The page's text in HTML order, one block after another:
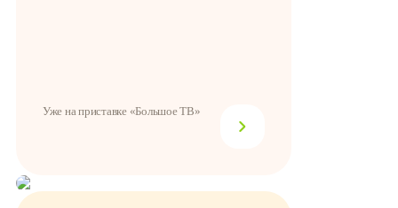
Уже на приставке «Большое ТВ»